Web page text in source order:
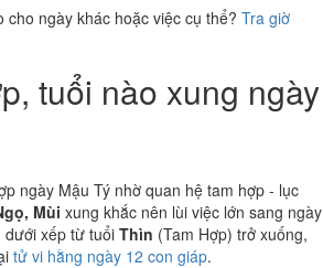
ngày khác hoặc việc cụ thể? Tra giờ
tuổi nào xung ngày
ngày Mậu Tý nhờ quan hệ tam hợp - lục
Mùi xung khắc nên lùi việc lớn sang ngày
xếp từ tuổi Thìn (Tam Hợp) trở xuống,
tử vi hằng ngày 12 con giáp.